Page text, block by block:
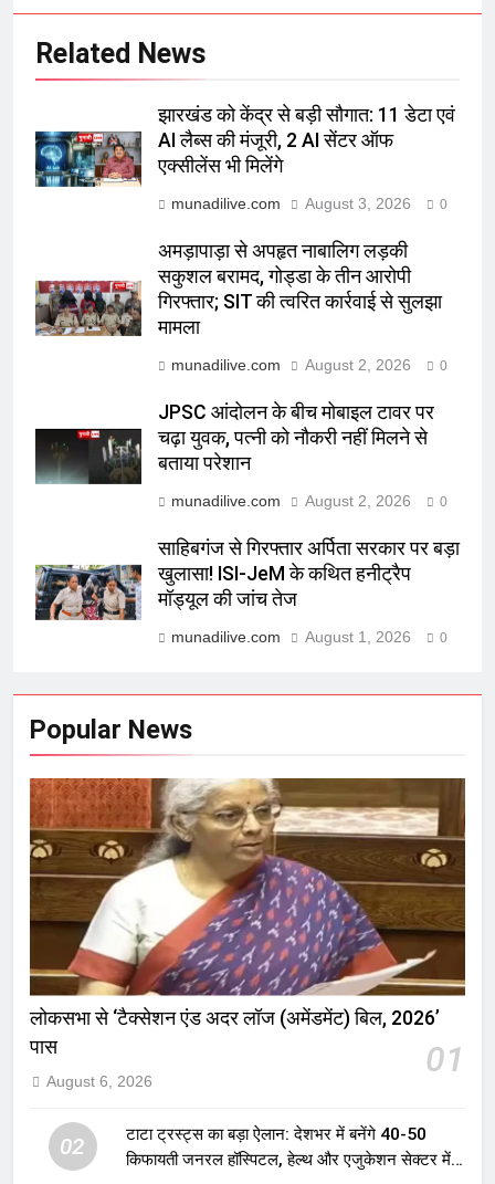
Related News
झारखंड को केंद्र से बड़ी सौगात: 11 डेटा एवं
AI लैब्स की मंजूरी, 2 AI सेंटर ऑफ
एक्सीलेंस भी मिलेंगे
munadilive.com August 3, 2026 0
अमड़ापाड़ा से अपहृत नाबालिग लड़की
सकुशल बरामद, गोड्डा के तीन आरोपी
गिरफ्तार; SIT की त्वरित कार्रवाई से सुलझा
मामला
munadilive.com August 2, 2026 0
JPSC आंदोलन के बीच मोबाइल टावर पर
चढ़ा युवक, पत्नी को नौकरी नहीं मिलने से
बताया परेशान
munadilive.com August 2, 2026 0
साहिबगंज से गिरफ्तार अर्पिता सरकार पर बड़ा
खुलासा! ISI-JeM के कथित हनीट्रैप
मॉड्यूल की जांच तेज
munadilive.com August 1, 2026 0
Popular News
लोकसभा से ‘टैक्सेशन एंड अदर लॉज (अमेंडमेंट) बिल, 2026’
पास
01
August 6, 2026
02
टाटा ट्रस्ट्स का बड़ा ऐलान: देशभर में बनेंगे 40-50
किफायती जनरल हॉस्पिटल, हेल्थ और एजुकेशन सेक्टर में